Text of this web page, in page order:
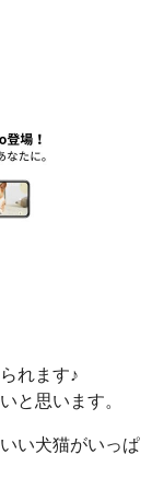
れます♪
と思います。
い犬猫がいっぱ